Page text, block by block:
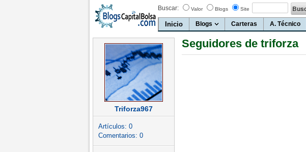
Buscar: Valor Blogs Site
Inicio Blogs Carteras A. Técnico
Triforza967
Artículos: 0
Comentarios: 0
Seguidores de triforza